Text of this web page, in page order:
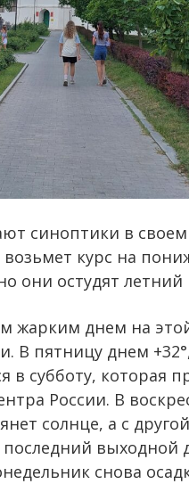
синоптики в
курс на
они остудят летний
жарким днем на
В пятницу днем
субботу, которая
России. В
солнце, а с
выходной
снова